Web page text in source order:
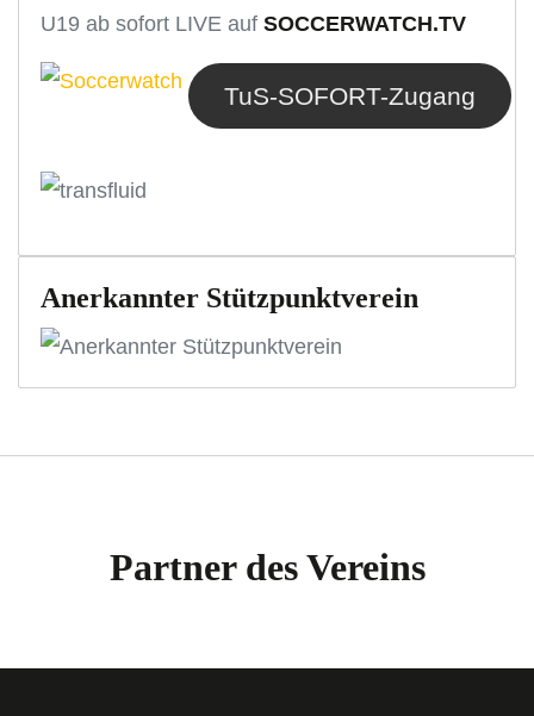
U19 ab sofort LIVE aufSOCCERWATCH.TV
TuS-SOFORT-Zugang
Anerkannter Stützpunktverein
Partner des Vereins